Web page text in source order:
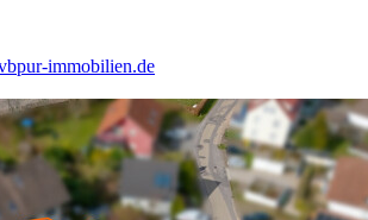
immobilien.de